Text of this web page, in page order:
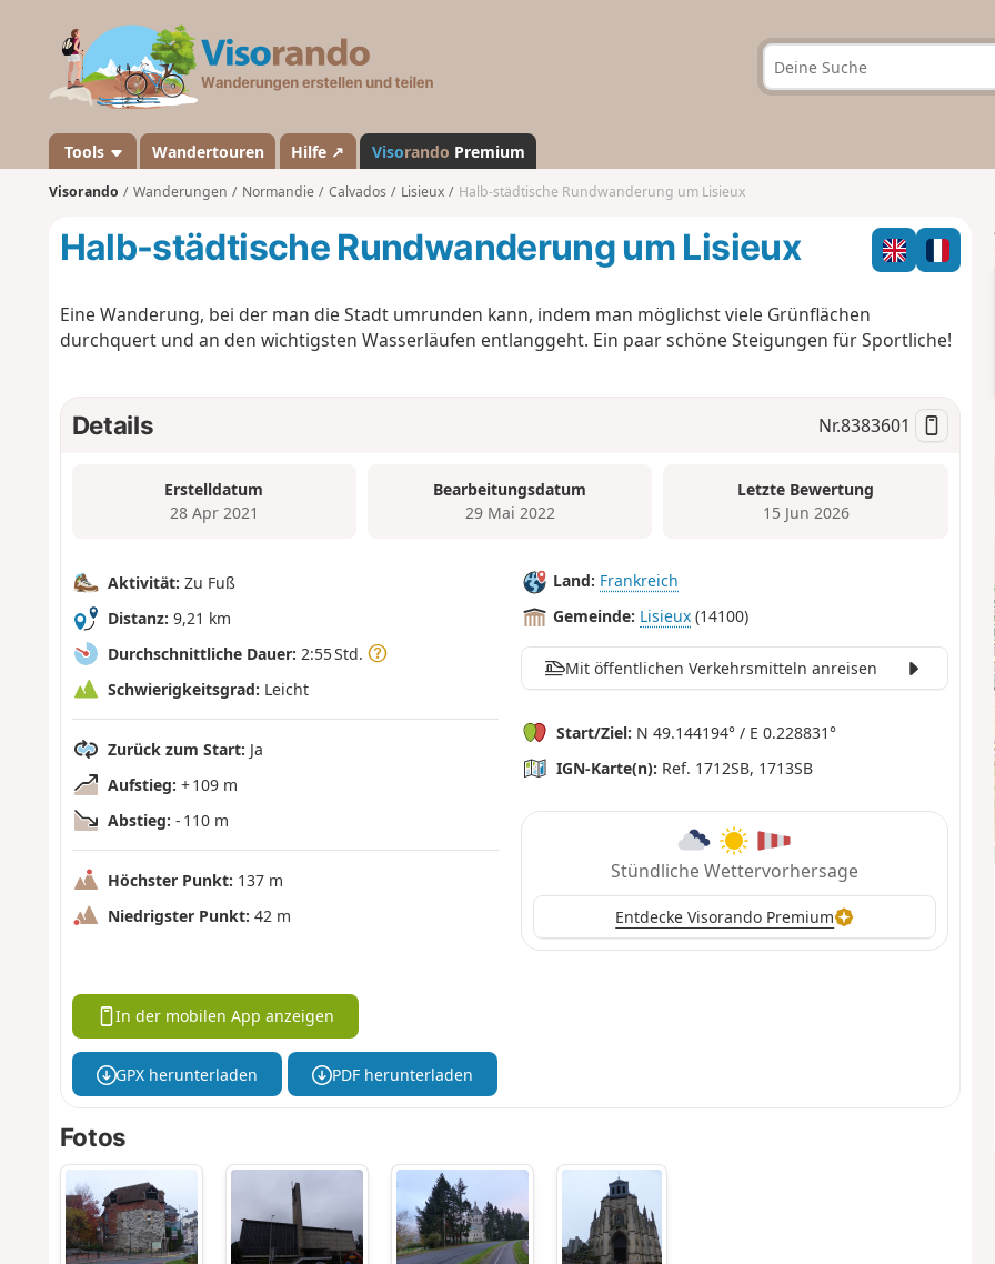
a
n
d
Tools Wandertouren Hilfe ↗ Visorando Premium
Visorando Wanderungen Normandie Calvados Lisieux Halb-städtische Rundwanderung um Lisieux
Halb-städtische Rundwanderung um Lisieux
Eine Wanderung, bei der man die Stadt umrunden kann, indem man möglichst viele Grünflächen
durchquert und an den wichtigsten Wasserläufen entlanggeht. Ein paar schöne Steigungen für Sportliche!
Details Nr.8383601
Erstelldatum
28 Apr 2021
Bearbeitungsdatum
29 Mai 2022
Letzte Bewertung
15 Jun 2026
Aktivität: Zu Fuß
Distanz: 9,21 km
Durchschnittliche Dauer: 2:55 Std.
Schwierigkeitsgrad: Leicht
Zurück zum Start: Ja
Aufstieg: + 109 m
Abstieg: - 110 m
Höchster Punkt: 137 m
Niedrigster Punkt: 42 m
Land: Frankreich
Gemeinde: Lisieux (14100)
Mit öffentlichen Verkehrsmitteln anreisen
Start/Ziel: N 49.144194° / E 0.228831°
IGN-Karte(n): Ref. 1712SB, 1713SB
Stündliche Wettervorhersage
Entdecke Visorando Premium
In der mobilen App anzeigen
GPX herunterladen PDF herunterladen
Fotos